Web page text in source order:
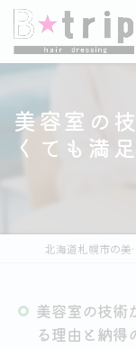
美容室の
くても満
北海道札幌
美容室の技術
る理由と納得